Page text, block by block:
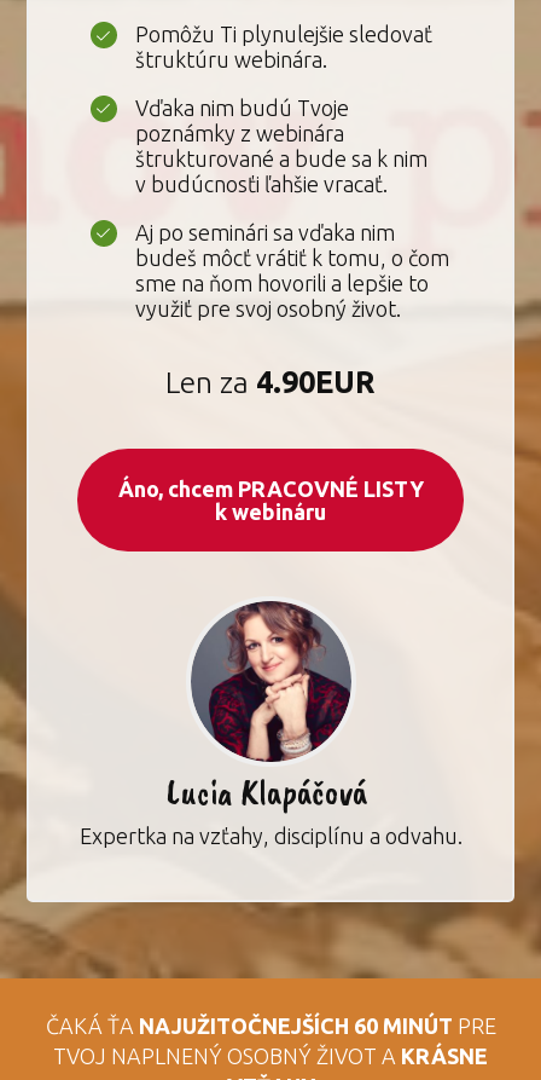
Pomôžu Ti plynulejšie sledovať
štruktúru webinára.
Vďaka nim budú Tvoje
poznámky z webinára
štrukturované a bude sa k nim
v budúcnosťi ľahšie vracať.
Aj po seminári sa vďaka nim
budeš môcť vrátiť k tomu, o čom
sme na ňom hovorili a lepšie to
využiť pre svoj osobný život.
Len za 4.90EUR
Áno, chcem PRACOVNÉ LISTY
k webináru
Lucia Klapáčová
Expertka na vzťahy, disciplínu a odvahu.
ČAKÁ ŤA NAJUŽITOČNEJŠÍCH 60 MINÚT PRE
TVOJ NAPLNENÝ OSOBNÝ ŽIVOT A KRÁSNE